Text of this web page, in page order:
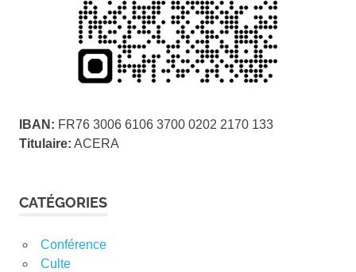
IBAN: FR76 3006 6106 3700 0202 2170 133
Titulaire: ACERA
CATÉGORIES
Conférence
Culte